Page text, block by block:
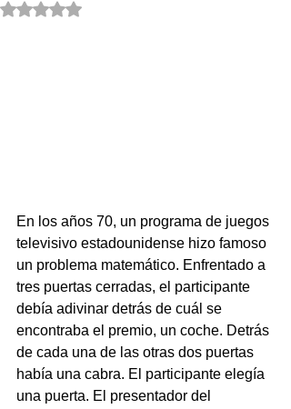
Obtuvo NaN de 5 estrellas.
En los años 70, un programa de juegos
televisivo estadounidense hizo famoso
un problema matemático. Enfrentado a
tres puertas cerradas, el participante
debía adivinar detrás de cuál se
encontraba el premio, un coche. Detrás
de cada una de las otras dos puertas
había una cabra. El participante elegía
una puerta. El presentador del